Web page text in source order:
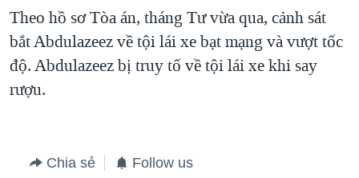
Theo hồ sơ Tòa án, tháng Tư vừa qua, cảnh sát
bắt Abdulazeez về tội lái xe bạt mạng và vượt tốc
độ. Abdulazeez bị truy tố về tội lái xe khi say
rượu.
Chia sẻ Follow us